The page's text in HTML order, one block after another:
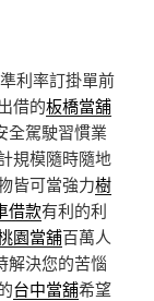
利率訂掛單前
借的板橋當舖
全駕駛習慣業
規模隨時隨地
皆可當強力樹
借款有利的利
園當舖百萬人
解決您的苦惱
台中當舖希望